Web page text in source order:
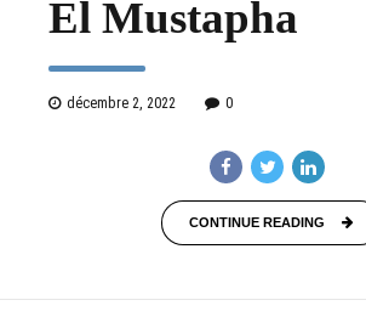
El Mustapha
décembre 2, 2022 0
CONTINUE READING